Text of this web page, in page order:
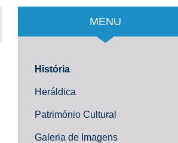
MENU
História
Heráldica
Património Cultural
Galeria de Imagens